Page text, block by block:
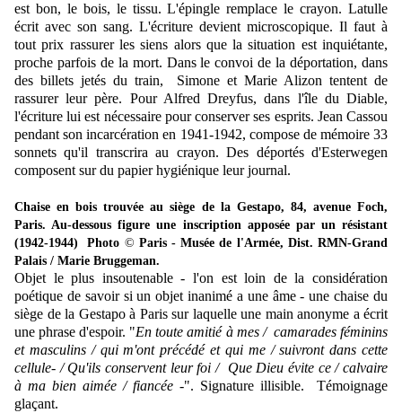
est bon, le bois, le tissu. L'épingle remplace le crayon. Latulle
écrit avec son sang. L'écriture devient microscopique. Il faut à
tout prix rassurer les siens alors que la situation est inquiétante,
proche parfois de la mort. Dans le convoi de la déportation, dans
des billets jetés du train, Simone et Marie Alizon tentent de
rassurer leur père. Pour Alfred Dreyfus, dans l'île du Diable,
l'écriture lui est nécessaire pour conserver ses esprits. Jean Cassou
pendant son incarcération en 1941-1942, compose de mémoire 33
sonnets qu'il transcrira au crayon. Des déportés d'Esterwegen
composent sur du papier hygiénique leur journal.
Chaise en bois trouvée au siège de la Gestapo, 84, avenue Foch,
Paris. Au-dessous figure une inscription apposée par un résistant
(1942-1944) Photo © Paris - Musée de l'Armée, Dist. RMN-Grand
Palais / Marie Bruggeman.
Objet le plus insoutenable - l'on est loin de la considération
poétique de savoir si un objet inanimé a une âme - une chaise du
siège de la Gestapo à Paris sur laquelle une main anonyme a écrit
une phrase d'espoir. "En toute amitié à mes / camarades féminins
et masculins / qui m'ont précédé et qui me / suivront dans cette
cellule- / Qu'ils conservent leur foi / Que Dieu évite ce / calvaire
à ma bien aimée / fiancée -". Signature illisible. Témoignage
glaçant.